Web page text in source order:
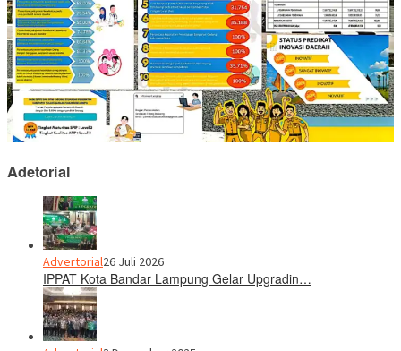
Adetorial
Advertorial26 Juli 2026
IPPAT Kota Bandar Lampung Gelar Upgradin…